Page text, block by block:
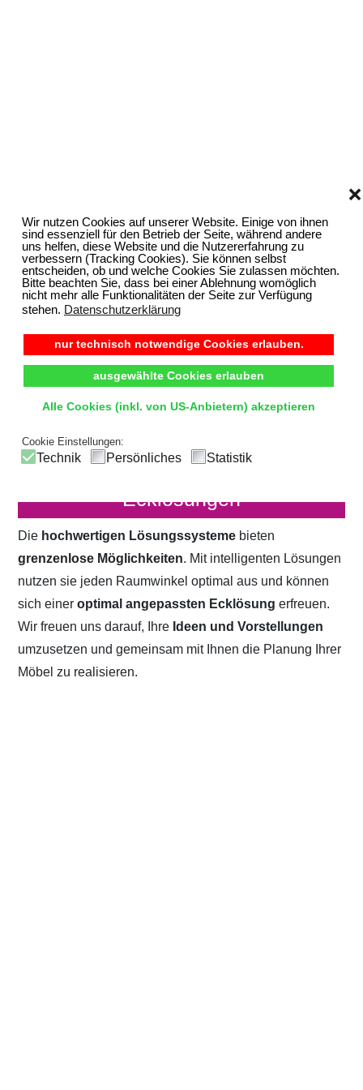
Wir nutzen Cookies auf unserer Website. Einige von ihnen
sind essenziell für den Betrieb der Seite, während andere
uns helfen, diese Website und die Nutzererfahrung zu
verbessern (Tracking Cookies). Sie können selbst
entscheiden, ob und welche Cookies Sie zulassen möchten.
Bitte beachten Sie, dass bei einer Ablehnung womöglich
nicht mehr alle Funktionalitäten der Seite zur Verfügung
stehen. Datenschutzerklärung
nur technisch notwendige Cookies erlauben.
ausgewählte Cookies erlauben
Alle Cookies (inkl. von US-Anbietern) akzeptieren
❌
Cookie Einstellungen:
Technik Persönliches Statistik
Ecklösungen
Die hochwertigen Lösungssysteme bieten
grenzenlose Möglichkeiten. Mit intelligenten Lösungen
nutzen sie jeden Raumwinkel optimal aus und können
sich eineroptimal angepassten Ecklösung erfreuen.
Wir freuen uns darauf, Ihre Ideen und Vorstellungen
umzusetzen und gemeinsam mit Ihnen die Planung Ihrer
Möbel zu realisieren.